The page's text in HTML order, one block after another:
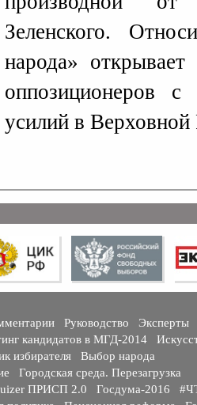
Зеленского.
народа»
оппозиционеров с
усилий в Верховной
Руководство
Эксперты
кандидатов в МГД-2014
избирателя
Выбор народа
Городская среда. Перезагрузка
ПРИСП 2.0 Госдума-2016